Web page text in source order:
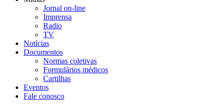
Jornal on-line
Imprensa
Radio
TV
Notícias
Documentos
Normas coletivas
Formulários médicos
Cartilhas
Eventos
Fale conosco